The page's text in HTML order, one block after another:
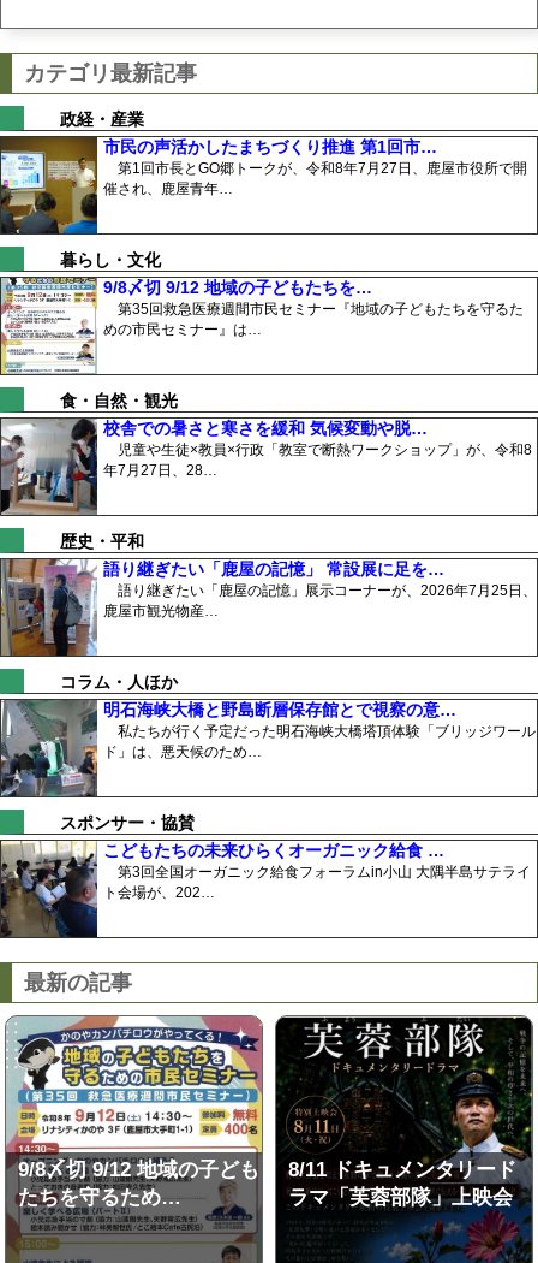
カテゴリ最新記事
政経・産業
市民の声活かしたまちづくり推進 第1回市…
第1回市長とGO郷トークが、令和8年7月27日、鹿屋市役所で開
催され、鹿屋青年…
暮らし・文化
9/8〆切 9/12 地域の子どもたちを…
第35回救急医療週間市民セミナー『地域の子どもたちを守るた
めの市民セミナー』は…
食・自然・観光
校舎での暑さと寒さを緩和 気候変動や脱…
児童や生徒×教員×行政「教室で断熱ワークショップ」が、令和8
年7月27日、28…
歴史・平和
語り継ぎたい「鹿屋の記憶」 常設展に足を…
語り継ぎたい「鹿屋の記憶」展示コーナーが、2026年7月25日、
鹿屋市観光物産…
コラム・人ほか
明石海峡大橋と野島断層保存館とで視察の意…
私たちが行く予定だった明石海峡大橋塔頂体験「ブリッジワール
ド」は、悪天候のため…
スポンサー・協賛
こどもたちの未来ひらくオーガニック給食 …
第3回全国オーガニック給食フォーラムin小山 大隅半島サテライ
ト会場が、202…
最新の記事
9/8〆切 9/12 地域の子ども
たちを守るため…
8/11 ドキュメンタリード
ラマ「芙蓉部隊」上映会